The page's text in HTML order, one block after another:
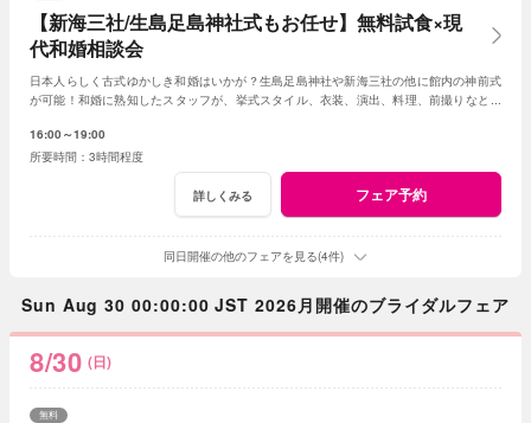
【新海三社/生島足島神社式もお任せ】無料試食×現
代和婚相談会
日本人らしく古式ゆかしき和婚はいかが？生島足島神社や新海三社の他に館内の神前式
が可能！和婚に熟知したスタッフが、挙式スタイル、衣装、演出、料理、前撮りなどト
16:00～19:00
3時間程度
詳しくみる フェア予約
同日開催の他のフェアを見る(4件)
Sun Aug 30 00:00:00 JST 2026月開催のブライダルフェア
8/30 (日)
無料